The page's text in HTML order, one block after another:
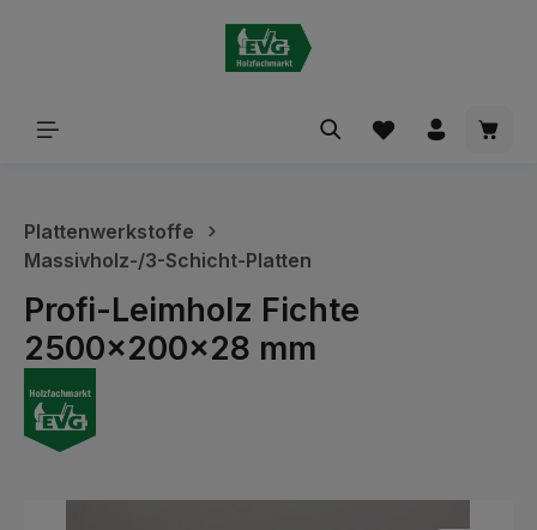
Plattenwerkstoffe
Massivholz-/3-Schicht-Platten
Profi-Leimholz Fichte
2500x200x28 mm